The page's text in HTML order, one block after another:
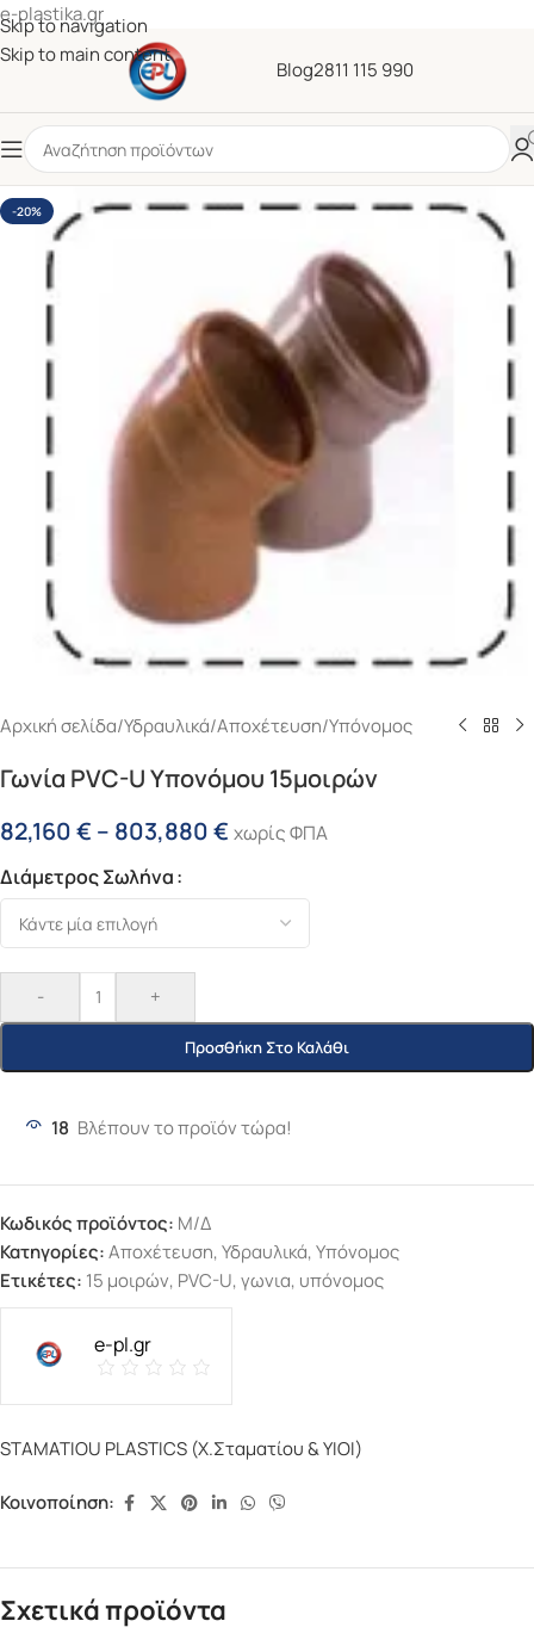
e-plastika.gr
Skip to navigation
Skip to main content
Blog2811 115 990
-20%
Αρχική σελίδα/Υδραυλικά/Αποχέτευση/Υπόνομος
Γωνία PVC-U Υπονόμου 15μοιρών
82,160€ – 803,880€ χωρίς ΦΠΑ
Διάμετρος Σωλήνα
- +
Προσθήκη Στο Καλάθι
18 Βλέπουν το προϊόν τώρα!
Κωδικός προϊόντος: Μ/Δ
Κατηγορίες:Αποχέτευση,Υδραυλικά,Υπόνομος
Ετικέτες: 15 μοιρών, PVC-U,γωνια, υπόνομος
e-pl.gr
STAMATIOU PLASTICS (Χ.Σταματίου & ΥΙΟΙ)
Κοινοποίηση:
Σχετικά προϊόντα